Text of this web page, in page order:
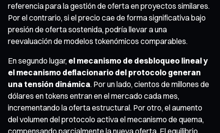
referencia para la gestión de oferta en proyectos similares.
Por el contrario, si el precio cae de forma significativa bajo
presión de oferta sostenida, podría llevar a una
reevaluación de modelos tokenómicos comparables.
En segundo lugar, el mecanismo de desbloqueo lineal y
el mecanismo deflacionario del protocolo generan
una tensión dinámica. Por un lado, cientos de millones de
dólares en tokens entran en el mercado cada mes,
incrementando la oferta estructural. Por otro, el aumento
del volumen del protocolo activa el mecanismo de quema,
compensando parcialmente la nueva oferta. El equilibrio